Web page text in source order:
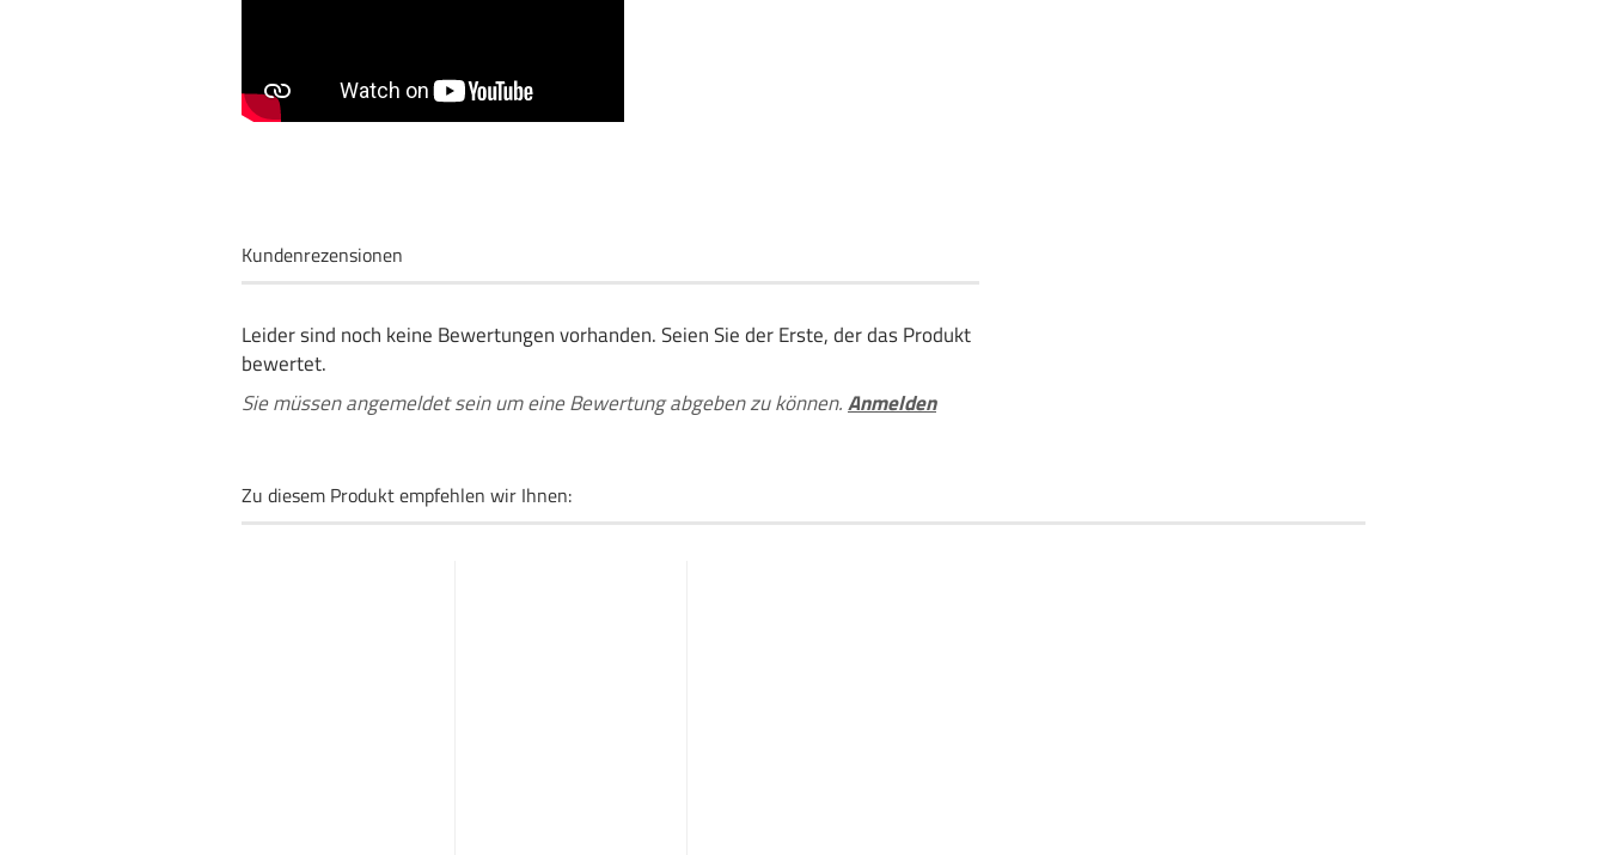
Kundenrezensionen
Leider sind noch keine Bewertungen vorhanden. Seien Sie der Erste, der das Produkt
bewertet.
Sie müssen angemeldet sein um eine Bewertung abgeben zu können.Anmelden
Zu diesem Produkt empfehlen wir Ihnen: